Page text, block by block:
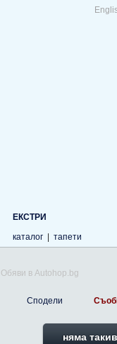
ЕКСТРИ
каталог
тапети
Обяви в Autohop.bg
Сподели
няма